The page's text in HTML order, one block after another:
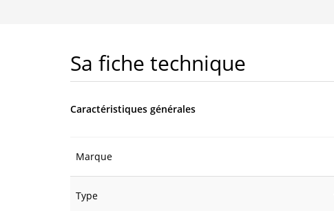
Sa fiche technique
Caractéristiques générales
Marque
Type